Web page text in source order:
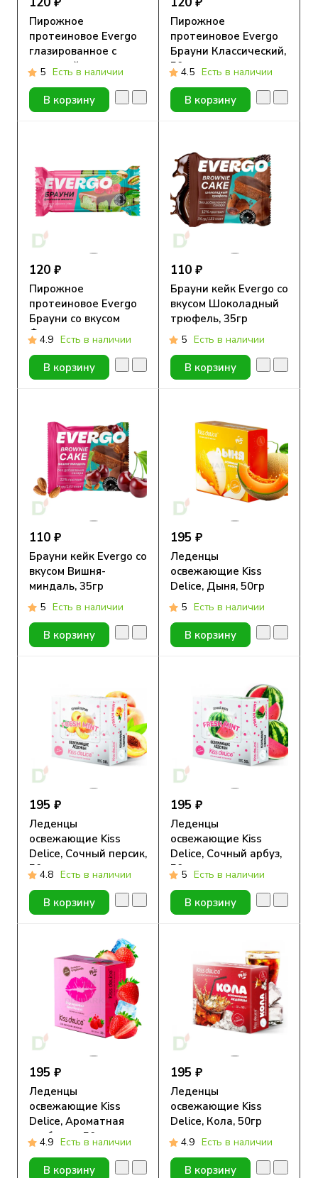
Пирожное
протеиновое Evergo
глазированное с
начинкой
Шоколадное
удовольствие, 50гр
5 Есть в наличии
В корзину
Пирожное
протеиновое Evergo
Брауни Классический,
50гр
4.5 Есть в наличии
В корзину
120 ₽
Пирожное
протеиновое Evergo
Брауни со вкусом
Фисташка-малина,
50гр
4.9 Есть в наличии
В корзину
110 ₽
Брауни кейк Evergo со
вкусом Шоколадный
трюфель, 35гр
5 Есть в наличии
В корзину
110 ₽
Брауни кейк Evergo со
вкусом Вишня-
миндаль, 35гр
5 Есть в наличии
В корзину
195 ₽
Леденцы
освежающие Kiss
Delice, Дыня, 50гр
5 Есть в наличии
В корзину
195 ₽
Леденцы
освежающие Kiss
Delice, Сочный персик,
50гр
4.8 Есть в наличии
В корзину
195 ₽
Леденцы
освежающие Kiss
Delice, Сочный арбуз,
50гр
5 Есть в наличии
В корзину
195 ₽
Леденцы
освежающие Kiss
Delice, Ароматная
клубника, 50гр
4.9 Есть в наличии
В корзину
195 ₽
Леденцы
освежающие Kiss
Delice, Кола, 50гр
4.9 Есть в наличии
В корзину